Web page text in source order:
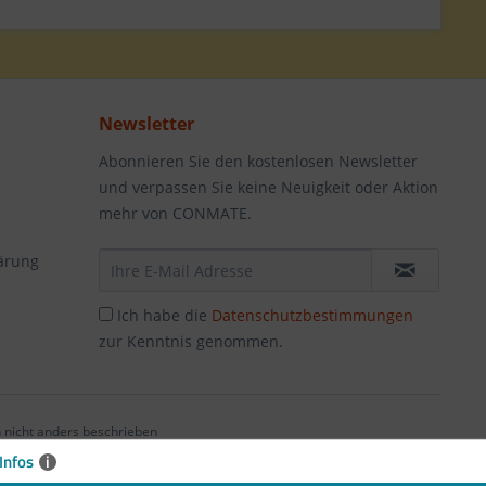
i
Newsletter
Abonnieren Sie den kostenlosen Newsletter
und verpassen Sie keine Neuigkeit oder Aktion
mehr von CONMATE.
Ich habe die Datenschutzbestimmungen
zur Kenntnis genommen.
anders beschrieben